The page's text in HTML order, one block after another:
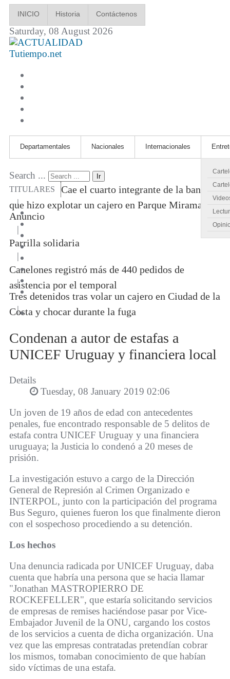
INICIO Historia Contáctenos
Saturday, 08 August 2026
Tutiempo.net
Departamentales Nacionales Internacionales
Search ... Ir
TITULARES
Cae el cuarto integrante de la banda
que hizo explotar un cajero en Parque Miramar
|
Anuncio
|
Parrilla solidaria
|
Canelones registró más de 440 pedidos de
asistencia por el temporal
|
Tres detenidos tras volar un cajero en Ciudad de la
Costa y chocar durante la fuga
|
Condenan a autor de estafas a
UNICEF Uruguay y financiera local
Details
Tuesday, 08 January 2019 02:06
Un joven de 19 años de edad con antecedentes
penales, fue encontrado responsable de 5 delitos de
estafa contra UNICEF Uruguay y una financiera
uruguaya; la Justicia lo condenó a 20 meses de
prisión.
La investigación estuvo a cargo de la Dirección
General de Represión al Crimen Organizado e
INTERPOL, junto con la participación del programa
Bus Seguro, quienes fueron los que finalmente dieron
con el sospechoso procediendo a su detención.
Los hechos
Una denuncia radicada por UNICEF Uruguay, daba
cuenta que habría una persona que se hacia llamar
"Jonathan MASTROPIERRO DE
ROCKEFELLER", que estaría solicitando servicios
de empresas de remises haciéndose pasar por Vice-
Embajador Juvenil de la ONU, cargando los costos
de los servicios a cuenta de dicha organización. Una
vez que las empresas contratadas pretendían cobrar
los mismos, tomaban conocimiento de que habían
sido víctimas de una estafa.